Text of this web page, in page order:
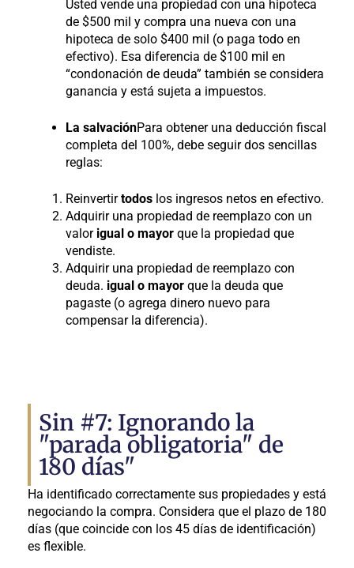
Usted vende una propiedad con una hipoteca
de $500 mil y compra una nueva con una
hipoteca de solo $400 mil (o paga todo en
efectivo). Esa diferencia de $100 mil en
“condonación de deuda” también se considera
ganancia y está sujeta a impuestos.
La salvaciónPara obtener una deducción fiscal
completa del 100%, debe seguir dos sencillas
reglas:
Reinvertirtodos los ingresos netos en efectivo.
Adquirir una propiedad de reemplazo con un
valor igual o mayor que la propiedad que
vendiste.
Adquirir una propiedad de reemplazo con
deuda. igual o mayor que la deuda que
pagaste (o agrega dinero nuevo para
compensar la diferencia).
Sin #7: Ignorando la
"parada obligatoria" de
180 días"
Ha identificado correctamente sus propiedades y está
negociando la compra. Considera que el plazo de 180
días (que coincide con los 45 días de identificación)
es flexible.